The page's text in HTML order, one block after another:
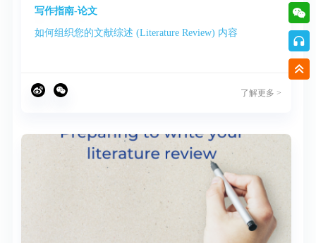
写作指南-论文
如何组织您的文献综述 (Literature Review) 内容
了解更多 >